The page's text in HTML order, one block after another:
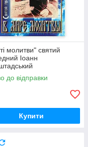
молитви" святий
Іоанн
до відправки
Купити